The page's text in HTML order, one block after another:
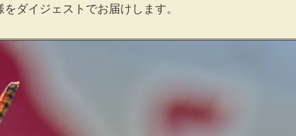
ダイジェストでお届けします。